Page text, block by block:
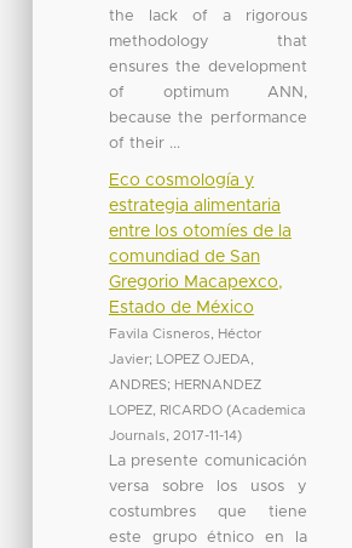
the lack of a rigorous
methodology that
ensures the development
of optimum ANN,
because the performance
of their ...
Eco cosmología y
estrategia alimentaria
entre los otomíes de la
comundiad de San
Gregorio Macapexco,
Estado de México
Favila Cisneros, Héctor
Javier;
LOPEZ OJEDA,
ANDRES; HERNANDEZ
LOPEZ, RICARDO (Academica
Journals
2017-11-14)
La presente comunicación
versa sobre los usos y
costumbres que tiene
este grupo étnico en la